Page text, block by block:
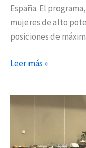
España. El
mujeres de alto
posiciones de
Leer más »
Madrid,